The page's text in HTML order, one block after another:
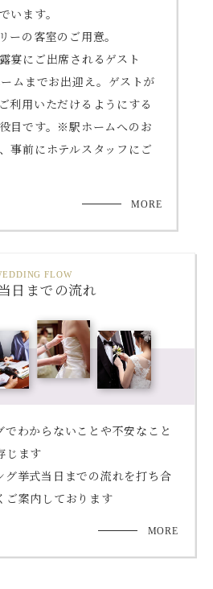
います。
ーの客室のご用意。
宴にご出席されるゲスト
ムまでお出迎え。ゲストが
利用いただけるようにする
目です。 ※駅ホームへのお
事前にホテルスタッフにご
MORE
FLOW
日までの流れ
わからないことや不安なこと
じます
グ挙式当日までの流れを打ち合
ご案内しております
MORE